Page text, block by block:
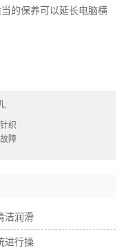
的保养可以延长电脑横
,
织
障
洁润滑
进行操